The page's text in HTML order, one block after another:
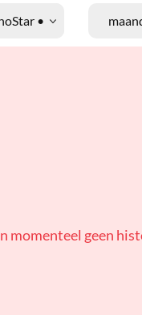
momenteel geen